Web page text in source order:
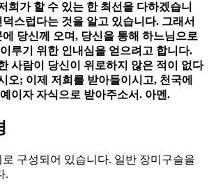
희가 할 수 있는 한 최선을 다하겠습니
스럽다는 것을 알고 있습니다. 그래서
당신께 오며, 당신을 통해 하느님으로
루기 위한 인내심을 얻으려고 합니다.
사람이 당신이 위로하지 않은 적이 없다
오; 이제 저희를 받아들이시고, 천국에
이자 자식으로 받아주소서. 아멘.
구성되어 있습니다. 일반 장미구슬을
.